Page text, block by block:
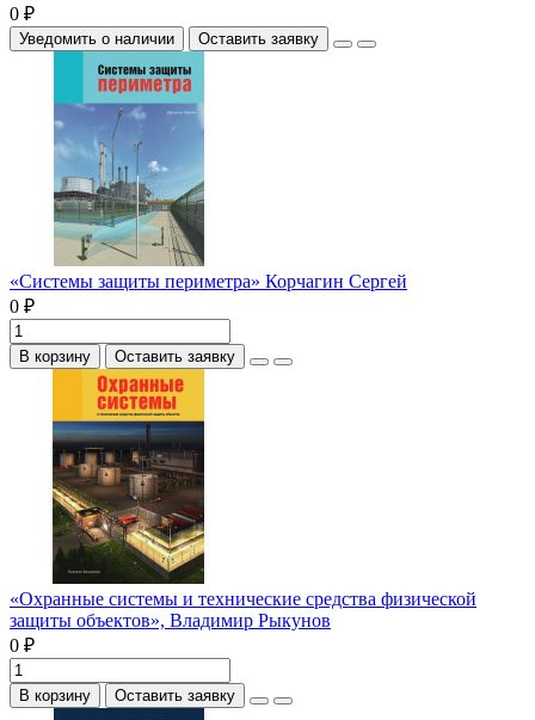
0 ₽
Уведомить о наличии Оставить заявку
«Системы защиты периметра» Корчагин Сергей
0 ₽
В корзину Оставить заявку
«Охранные системы и технические средства физической
защиты объектов», Владимир Рыкунов
0 ₽
В корзину Оставить заявку